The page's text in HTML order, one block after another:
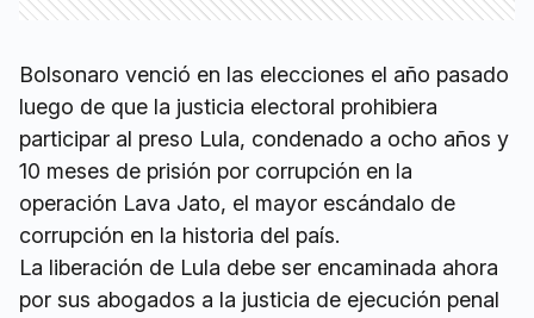
Bolsonaro venció en las elecciones el año pasado
luego de que la justicia electoral prohibiera
participar al preso Lula, condenado a ocho años y
10 meses de prisión por corrupción en la
operación Lava Jato, el mayor escándalo de
corrupción en la historia del país.
La liberación de Lula debe ser encaminada ahora
por sus abogados a la justicia de ejecución penal